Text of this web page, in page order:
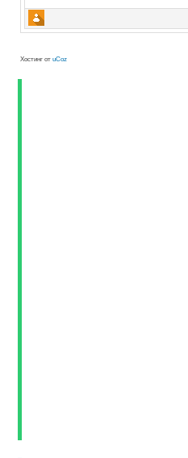
Хостинг отuCoz